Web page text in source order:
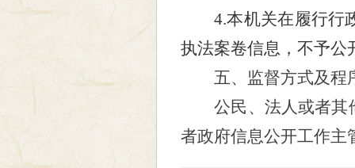
4.本机关在履行行政
执法案卷信息，不予公
五、监督方式及程
公民、法人或者其
者政府信息公开工作主